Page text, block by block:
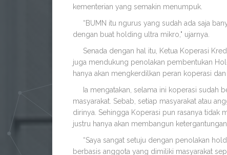
kementerian yang semakin menumpuk.
“BUMN itu ngurus yang sudah ada saja
dengan buat holding ultra mikro," ujarnya.
Senada dengan hal itu, Ketua Koperasi
juga mendukung penolakan pembentukan
hanya akan mengkerdilkan peran koperasi
Ia mengatakan, selama ini koperasi sudah
masyarakat. Sebab, setiap masyarakat atau
dirinya. Sehingga Koperasi pun rasanya
justru hanya akan membangun
“Saya sangat setuju dengan penolakan
berbasis anggota yang dimiliki masyarakat